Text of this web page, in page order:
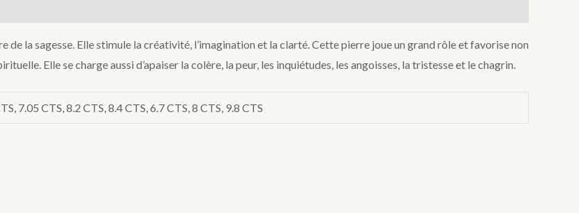
de la sagesse. Elle stimule la créativité, l’imagination et la clarté. Cette pierre joue un grand rôle et favorise non
Elle se charge aussi d’apaiser la colère, la peur, les inquiétudes, les angoisses, la tristesse et le chagrin.
7.05 CTS, 8.2 CTS, 8.4 CTS, 6.7 CTS, 8 CTS, 9.8 CTS